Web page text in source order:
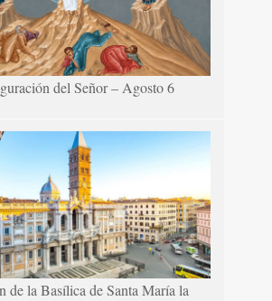
del Señor – Agosto 6
de la Basílica de Santa María la